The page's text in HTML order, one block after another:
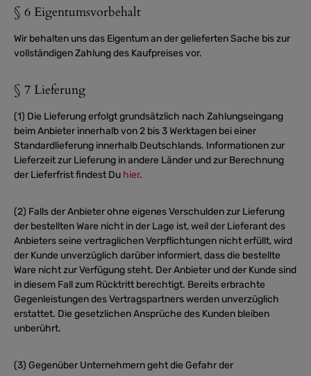
§ 6 Eigentumsvorbehalt
Wir behalten uns das Eigentum an der gelieferten Sache bis zur
vollständigen Zahlung des Kaufpreises vor.
§ 7 Lieferung
(1) Die Lieferung erfolgt grundsätzlich nach Zahlungseingang
beim Anbieter innerhalb von 2 bis 3 Werktagen bei einer
Standardlieferung innerhalb Deutschlands. Informationen zur
Lieferzeit zur Lieferung in andere Länder und zur Berechnung
der Lieferfrist findest Du hier.
(2) Falls der Anbieter ohne eigenes Verschulden zur Lieferung
der bestellten Ware nicht in der Lage ist, weil der Lieferant des
Anbieters seine vertraglichen Verpflichtungen nicht erfüllt, wird
der Kunde unverzüglich darüber informiert, dass die bestellte
Ware nicht zur Verfügung steht. Der Anbieter und der Kunde sind
in diesem Fall zum Rücktritt berechtigt. Bereits erbrachte
Gegenleistungen des Vertragspartners werden unverzüglich
erstattet. Die gesetzlichen Ansprüche des Kunden bleiben
unberührt.
(3) Gegenüber Unternehmern geht die Gefahr der